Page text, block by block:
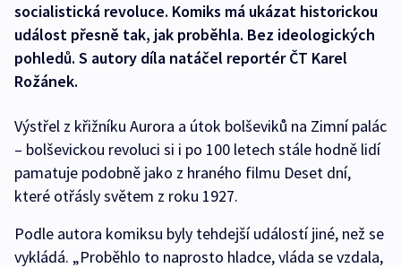
socialistická revoluce. Komiks má ukázat historickou
událost přesně tak, jak proběhla. Bez ideologických
pohledů. S autory díla natáčel reportér ČT Karel
Rožánek.
Výstřel z křižníku Aurora a útok bolševiků na Zimní palác
– bolševickou revoluci si i po 100 letech stále hodně lidí
pamatuje podobně jako z hraného filmu Deset dní,
které otřásly světem z roku 1927.
Podle autora komiksu byly tehdejší událostí jiné, než se
vykládá. „Proběhlo to naprosto hladce, vláda se vzdala,